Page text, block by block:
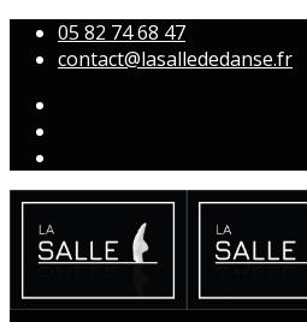
05 82 74 68 47
contact@lasallededanse.fr